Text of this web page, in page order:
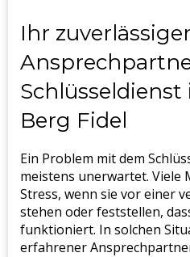
Ihr zuverlässiger
Berg Fidel
Ein Problem mit dem
meistens unerwartet. Viele
Stress, wenn sie vor einer
stehen oder feststellen,
funktioniert. In solchen
erfahrener